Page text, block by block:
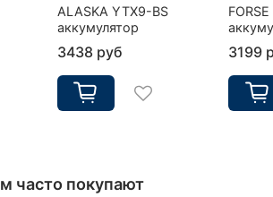
ALASKA YTX9-BS
аккумулятор
3438 руб 3199
часто покупают